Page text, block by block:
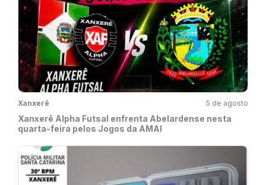
Xanxerê 5 de agosto
Xanxerê Alpha Futsal enfrenta Abelardense nesta
quarta-feira pelos Jogos da AMAI